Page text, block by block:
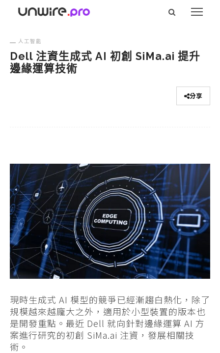
人工智能
Dell 注資生成式 AI 初創 SiMa.ai 提升
邊緣運算技術
分享
現時生成式 AI 模型的競爭已經漸趨白熱化，除了
規模越來越龐大之外，適用於小型裝置的版本也
是開發重點。最近 Dell 就向針對邊緣運算 AI 方
案進行研究的初創 SiMa.ai 注資，發展相關技
術。